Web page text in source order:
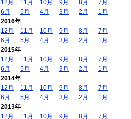
12月
11月 10月 9月 8月
7月
6月
5月 4月 3月 2月
1月
2016年
12月
11月 10月 9月 8月
7月
6月
5月 4月 3月 2月
1月
2015年
12月
11月 10月 9月 8月
7月
6月
5月 4月 3月 2月
1月
2014年
12月
11月 10月 9月 8月
7月
6月
5月 4月 3月 2月
1月
2013年
12月
11月 10月 9月 8月 7月